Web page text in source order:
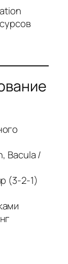
Bacula /
(3-2-1)